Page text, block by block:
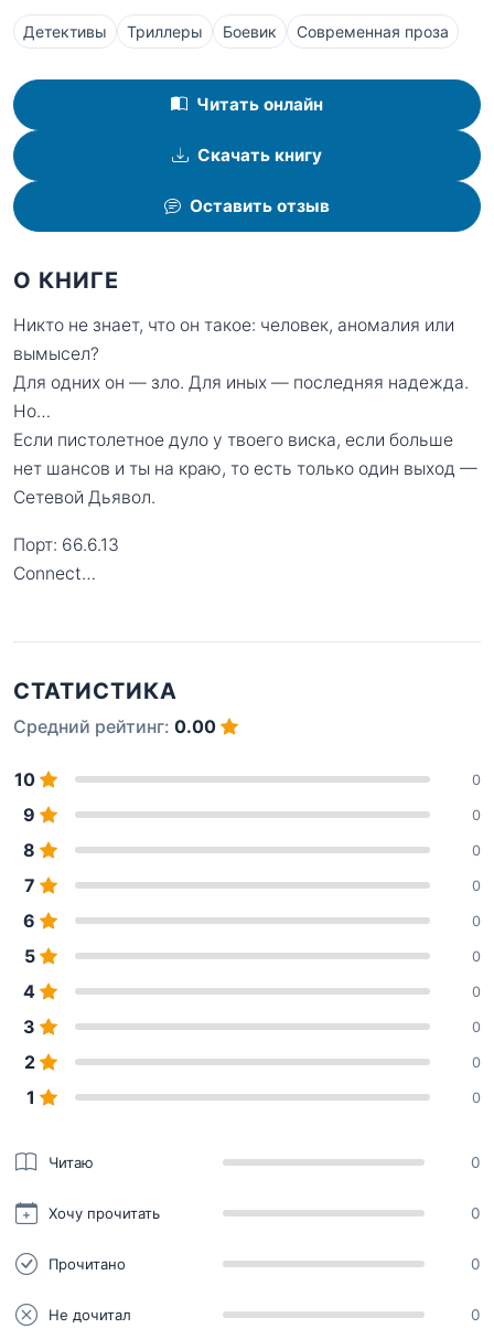
Детективы Триллеры Боевик Современная проза
Читать онлайн
Скачать книгу
Оставить отзыв
О КНИГЕ
Никто не знает, что он такое: человек, аномалия или
вымысел?
Для одних он — зло. Для иных — последняя надежда.
Но…
Если пистолетное дуло у твоего виска, если больше
нет шансов и ты на краю, то есть только один выход —
Сетевой Дьявол.
Порт: 66.6.13
Connect…
СТАТИСТИКА
Средний рейтинг: 0.00
10 0
9 0
8 0
7 0
6 0
5 0
4 0
3 0
2 0
1 0
Читаю 0
Хочу прочитать 0
Прочитано 0
Не дочитал 0